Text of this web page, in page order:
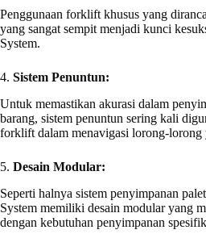
Penggunaan forklift khusus yang
yang sangat sempit menjadi kunci
System.
4. Sistem Penuntun:
Untuk memastikan akurasi dalam
barang, sistem penuntun sering kali
forklift dalam menavigasi lorong-lorong
5. Desain Modular:
Seperti halnya sistem penyimpanan
System memiliki desain modular yang
dengan kebutuhan penyimpanan